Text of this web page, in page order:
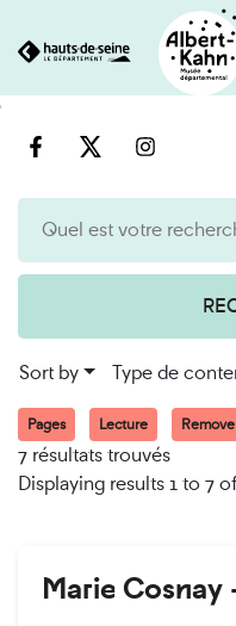
engine
Sort by Type de
Pages Lecture
7 résultats trouvés
Displaying results 1 to 7
Marie
Cookies management panel